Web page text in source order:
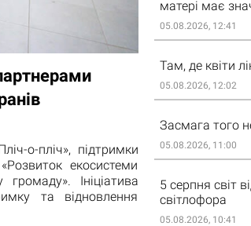
о-пліч», підтримки
екосистеми
громаду». Ініціатива
та відновлення
матері має
05.08.2026, 12:41
Там, де квіти
05.08.2026, 12:02
Засмага того
05.08.2026, 11:00
5 серпня світ
світлофора
05.08.2026, 10:41